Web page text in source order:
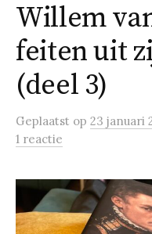
Willem
feiten uit
(deel 3)
Geplaatst op 23 januari
1 reactie